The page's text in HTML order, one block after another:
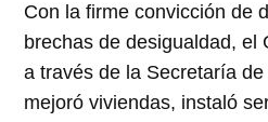
Con la firme convicción de
brechas de desigualdad, el
a través de la Secretaría
mejoró viviendas, instaló